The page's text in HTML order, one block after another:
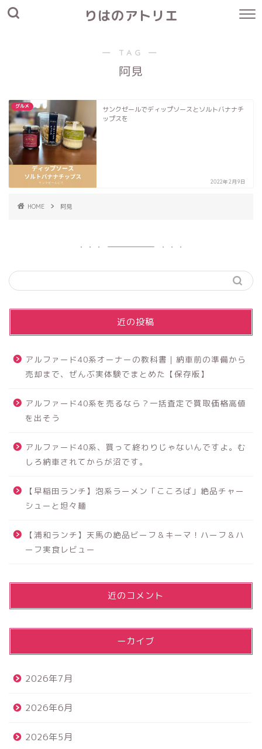
りはのアトリエ
― TAG ―
阿見
グルメ
サンクゼールでディップソースとソルトバナナチ
ップスを
2022年2月9日
HOME 阿見
最近の投稿
アルファード40系オーナーの教科書｜納車前の準備から
売却まで、ぜんぶ実体験でまとめた【保存版】
アルファード40系を売るなら？一括査定で買取価格高値
を出そう
アルファード40系、買って終わりじゃないんですよ。む
しろ納車されてからが沼です。
【早稲田ランチ】泡系ラーメン「こころば」絶品チャー
シューと坦々麺
【浦和ランチ】天馬の絶品ビーフ＆キーマ！ハーフ＆ハ
ーフ実食レビュー
最近のコメント
アーカイブ
2026年7月
2026年6月
2026年5月